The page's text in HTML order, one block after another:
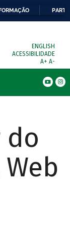
ENGLISH
ACESSIBILIDADE
A+ A-
do